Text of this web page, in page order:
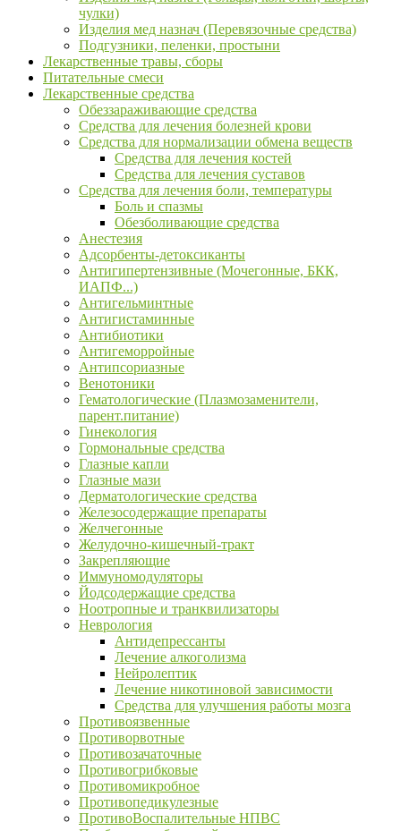
чулки)
Изделия мед назнач (Перевязочные средства)
Подгузники, пеленки, простыни
Лекарственные травы, сборы
Питательные смеси
Лекарственные средства
Обеззараживающие средства
Средства для лечения болезней крови
Средства для нормализации обмена веществ
Средства для лечения костей
Средства для лечения суставов
Средства для лечения боли, температуры
Боль и спазмы
Обезболивающие средства
Анестезия
Адсорбенты-детоксиканты
Антигипертензивные (Мочегонные, БКК,
ИАПФ...)
Антигельминтные
Антигистаминные
Антибиотики
Антигеморройные
Антипсориазные
Венотоники
Гематологические (Плазмозаменители,
парент.питание)
Гинекология
Гормональные средства
Глазные капли
Глазные мази
Дерматологические средства
Железосодержащие препараты
Желчегонные
Желудочно-кишечный-тракт
Закрепляющие
Иммуномодуляторы
Йодсодержащие средства
Ноотропные и транквилизаторы
Неврология
Антидепрессанты
Лечение алкоголизма
Нейролептик
Лечение никотиновой зависимости
Средства для улучшения работы мозга
Противоязвенные
Противорвотные
Противозачаточные
Противогрибковые
Противомикробное
Противопедикулезные
ПротивоВоспалительные НПВС